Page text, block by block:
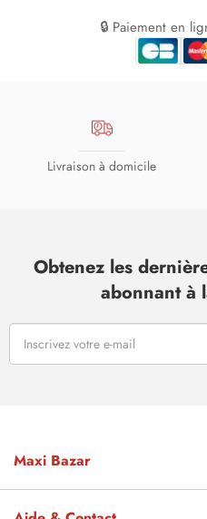
🔒 Paiement en
Livraison à domicile
Obtenez les
abonnant à
Maxi Bazar